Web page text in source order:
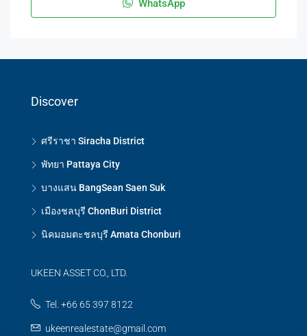
WhatsApp
Discover
ศรีราชา Siracha District
พัทยา Pattaya City
บางแสน BangSean Saen Suk
เมืองชลบุรี ChonBuri District
นิคมอมตะชลบุรี Amata Chonburi
UKEEN ASSET CO., LTD.
Tel. +66 65 397 8122
ukeenrealestate@gmail.com